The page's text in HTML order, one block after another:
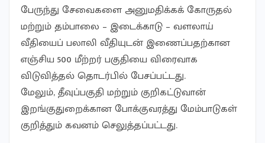
பேருந்து சேவைகளை அனுமதிக்கக் கோருதல்
மற்றும் தம்பாலை – இடைக்காடு – வளலாய்
வீதியைப் பலாலி வீதியுடன் இணைப்பதற்கான
எஞ்சிய 500 மீற்றர் பகுதியை விரைவாக
விடுவித்தல் தொடர்பில் பேசப்பட்டது.
மேலும், தீவுப்பகுதி மற்றும் குறிகட்டுவான்
இறங்குதுறைக்கான போக்குவரத்து மேம்பாடுகள்
குறித்தும் கவனம் செலுத்தப்பட்டது.